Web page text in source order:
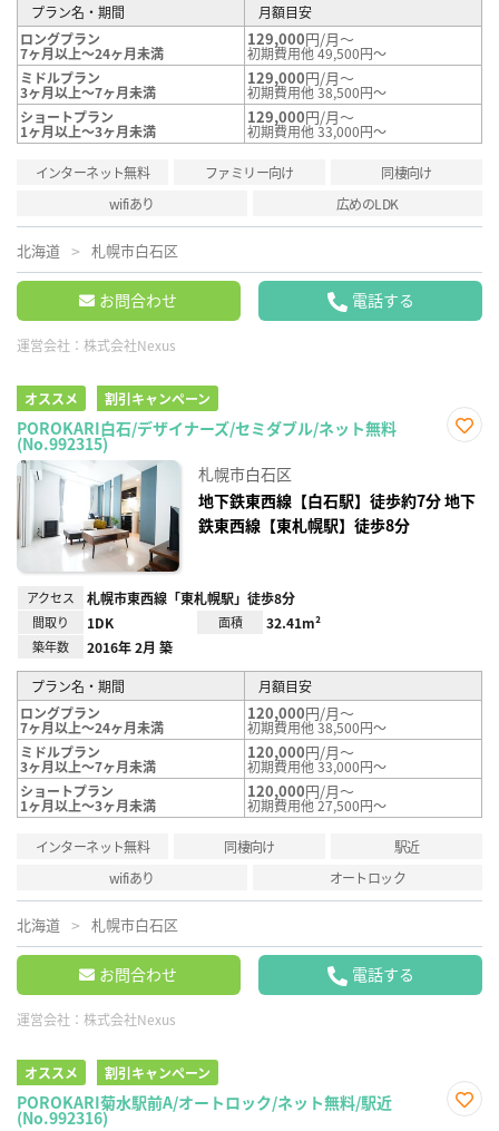
プラン名・期間
月額目安
ロングプラン
7ヶ月以上～24ヶ月未満
129,000円/月～
初期費用他 49,500円～
ミドルプラン
3ヶ月以上～7ヶ月未満
129,000円/月～
初期費用他 38,500円～
ショートプラン
1ヶ月以上～3ヶ月未満
129,000円/月～
初期費用他 33,000円～
インターネット無料 ファミリー向け
同棲向け
wifiあり
広めのLDK
北海道 札幌市白石区
お問合わせ 電話する
運営会社： 株式会社Nexus
オススメ 割引キャンペーン
POROKARI白石/デザイナーズ/セミダブル/ネット無料
(No.992315)
録
札幌市白石区
地下鉄東西線【白石駅】徒歩約7分 地下
鉄東西線【東札幌駅】徒歩8分
アクセス 札幌市東西線「東札幌駅」徒歩8分
間取り 1DK 面積 32.41m²
築年数 2016年 2月 築
プラン名・期間
月額目安
ロングプラン
7ヶ月以上～24ヶ月未満
120,000円/月～
初期費用他 38,500円～
ミドルプラン
3ヶ月以上～7ヶ月未満
120,000円/月～
初期費用他 33,000円～
ショートプラン
1ヶ月以上～3ヶ月未満
120,000円/月～
初期費用他 27,500円～
インターネット無料 同棲向け
駅近
wifiあり
オートロック
北海道 札幌市白石区
お問合わせ 電話する
運営会社： 株式会社Nexus
オススメ 割引キャンペーン
POROKARI菊水駅前A/オートロック/ネット無料/駅近
(No.992316)